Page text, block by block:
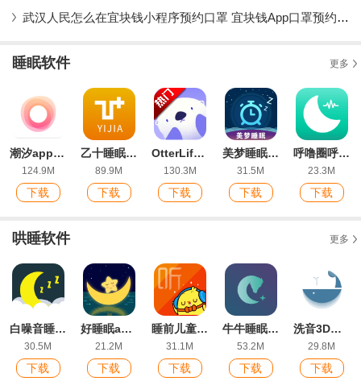
武汉人民怎么在宜块钱小程序预约口罩 宜块钱App口罩预约流程详解
睡眠软件 更多
潮汐app最新版本
124.9M
下载
乙十睡眠app官方版
89.9M
下载
OtterLife海獭健康app最新版
130.3M
下载
美梦睡眠app官方版
31.5M
下载
呼噜圈呼吸监测app手机版
23.3M
下载
哄睡软件 更多
白噪音睡眠放松手机版
30.5M
下载
好睡眠app安卓版
21.2M
下载
睡前儿童故事集app最新版
31.1M
下载
牛牛睡眠潮汐助眠小助手软件
53.2M
下载
洗音3D助眠app最新版
29.8M
下载